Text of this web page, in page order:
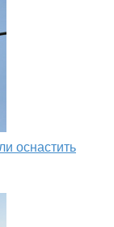
оснастить